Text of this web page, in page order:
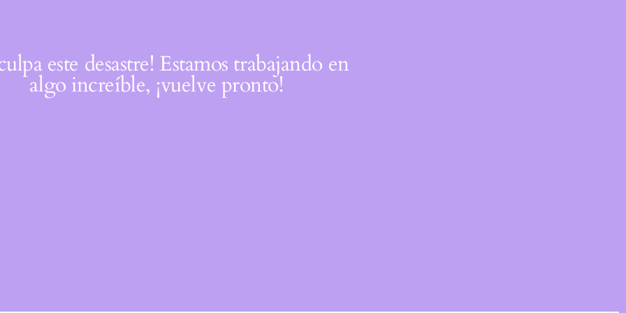
este desastre! Estamos trabajando en
algo increíble, ¡vuelve pronto!